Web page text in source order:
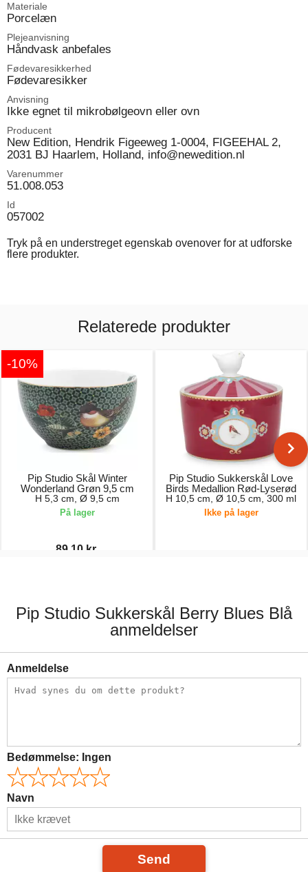
Materiale
Porcelæn
Plejeanvisning
Håndvask anbefales
Fødevaresikkerhed
Fødevaresikker
Anvisning
Ikke egnet til mikrobølgeovn eller ovn
Producent
New Edition, Hendrik Figeeweg 1-0004, FIGEEHAL 2,
2031 BJ Haarlem, Holland, info@newedition.nl
Varenummer
51.008.053
Id
057002
Tryk på en understreget egenskab ovenover for at udforske
flere produkter.
Relaterede produkter
-10%
Pip Studio Skål Winter
Wonderland Grøn 9,5 cm
H 5,3 cm, Ø 9,5 cm
På lager
89,10 kr.
Pip Studio Sukkerskål Love
Birds Medallion Rød-Lyserød
H 10,5 cm, Ø 10,5 cm, 300 ml
Ikke på lager
Pip Studio Sukkerskål Berry Blues Blå
anmeldelser
Anmeldelse
Bedømmelse: Ingen
Navn
Send